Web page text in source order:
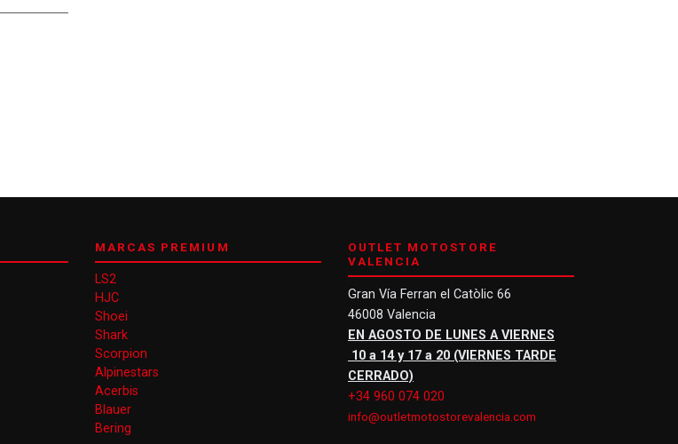
MARCAS PREMIUM
LS2
HJC
Shoei
Shark
Scorpion
Alpinestars
Acerbis
Blauer
Bering
OUTLET MOTOSTORE
VALENCIA
Gran Vía Ferran el Catòlic 66
46008 Valencia
EN AGOSTO DE LUNES A VIERNES
10 a 14 y 17 a 20 (VIERNES TARDE
CERRADO)
+34 960 074 020
info@outletmotostorevalencia.com